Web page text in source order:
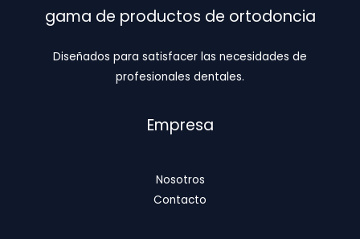
gama de productos de ortodoncia
Diseñados para satisfacer las necesidades de
profesionales dentales.
Empresa
Nosotros
Contacto